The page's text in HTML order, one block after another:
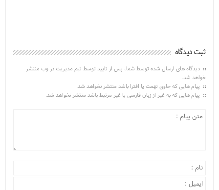
ثبت دیدگاه
دیدگاه های ارسال شده توسط شما، پس از تایید توسط تیم مدیریت در وب منتشر
خواهد شد.
پیام هایی که حاوی تهمت یا افترا باشد منتشر نخواهد شد.
پیام هایی که به غیر از زبان فارسی یا غیر مرتبط باشد منتشر نخواهد شد.